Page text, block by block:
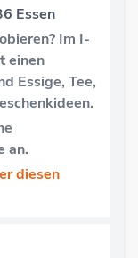
Essen
Im I-
einen
Essige, Tee,
an.
diesen